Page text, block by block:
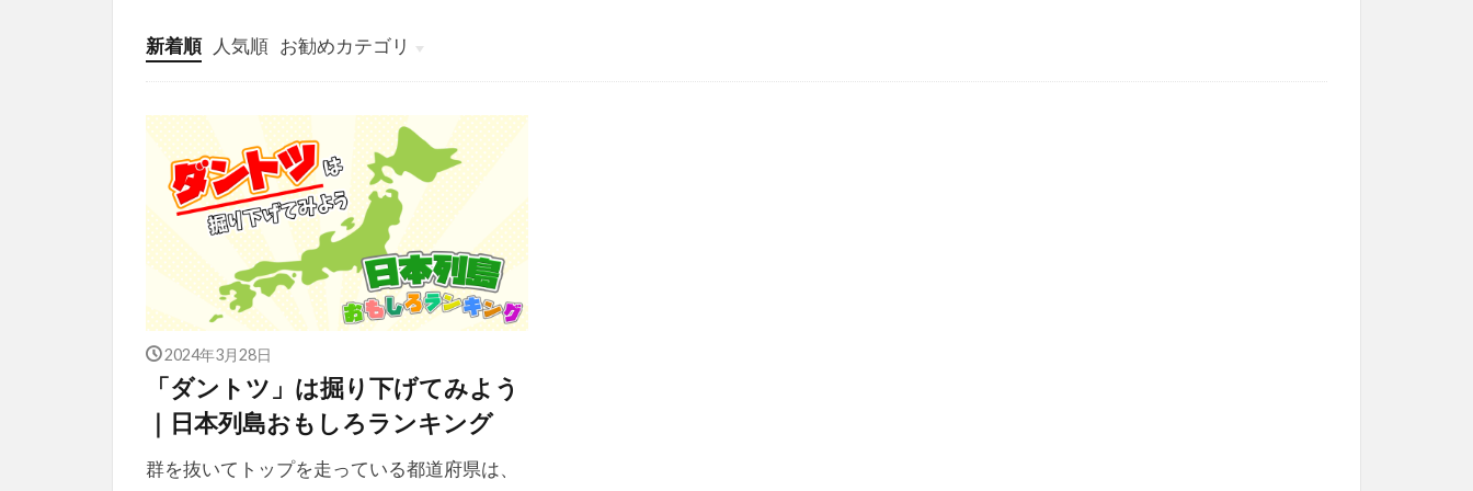
新着順 人気順 お勧めカテゴリ
投稿
学び
マンガ
電子書籍
2024年3月28日
「ダントツ」は掘り下げてみよう
｜日本列島おもしろランキング
群を抜いてトップを走っている都道府県は、